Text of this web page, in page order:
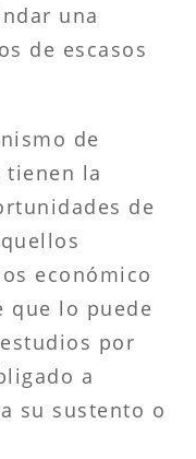
una
de escasos
de
tienen la
de
económico
que lo puede
por
a
su sustento o